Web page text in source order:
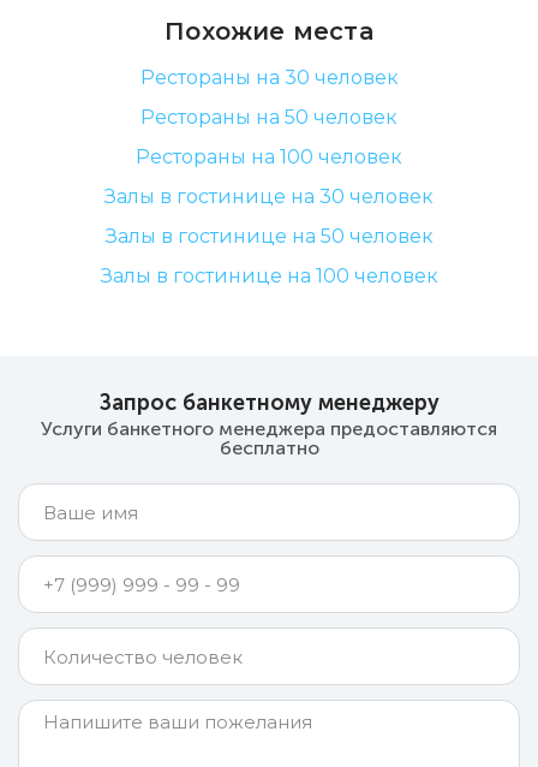
Похожие места
Рестораны на 30 человек
Рестораны на 50 человек
Рестораны на 100 человек
Залы в гостинице на 30 человек
Залы в гостинице на 50 человек
Залы в гостинице на 100 человек
Запрос банкетному менеджеру
Услуги банкетного менеджера предоставляются
бесплатно